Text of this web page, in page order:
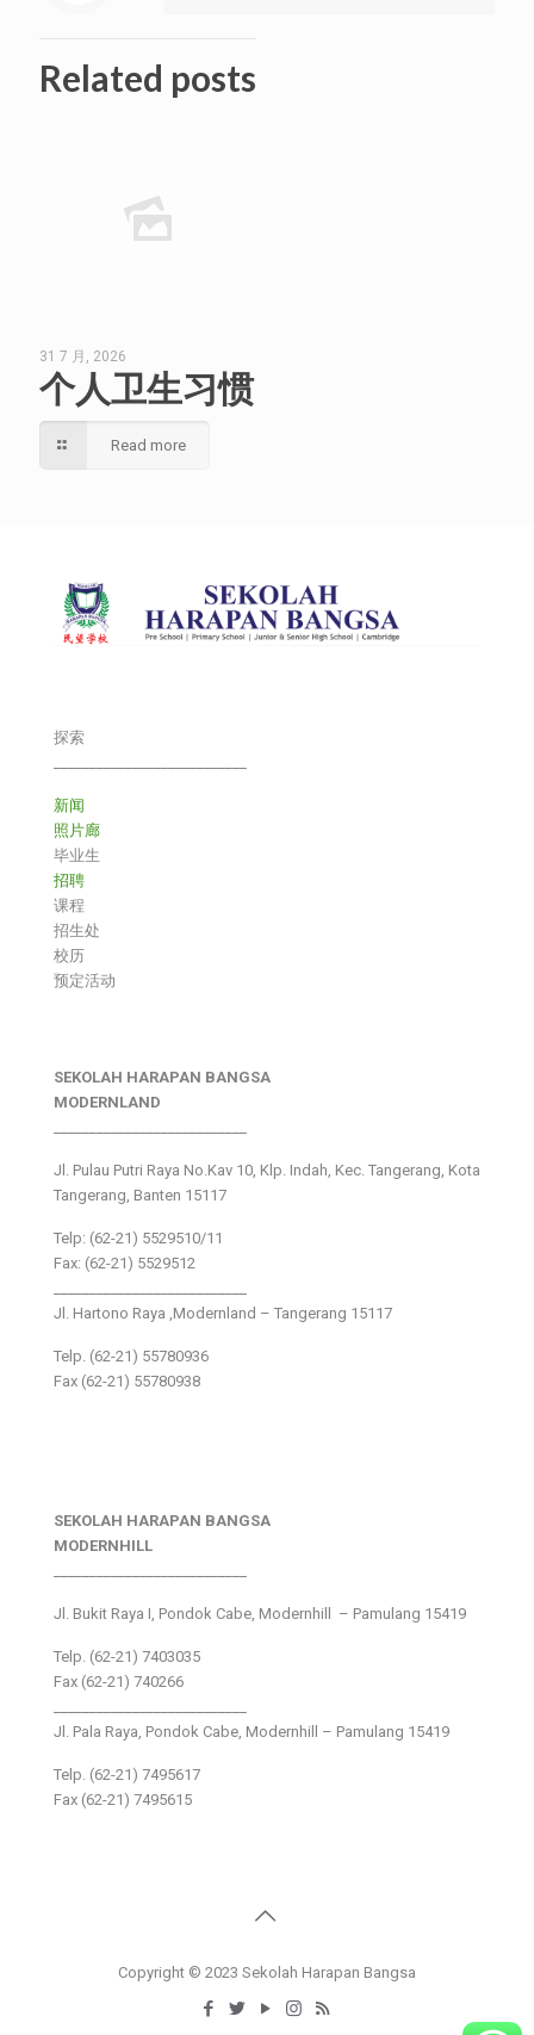
Related posts
31 7 月, 2026
个人卫生习惯
Read more
探索
新闻
照片廊
毕业生
招聘
课程
招生处
校历
预定活动
SEKOLAH HARAPAN BANGSA
MODERNLAND
Jl. Pulau Putri Raya No.Kav 10, Klp. Indah, Kec. Tangerang, Kota
Tangerang, Banten 15117
Telp: (62-21) 5529510/11
Fax: (62-21) 5529512
Jl. Hartono Raya ,Modernland – Tangerang 15117
Telp. (62-21) 55780936
Fax (62-21) 55780938
SEKOLAH HARAPAN BANGSA
MODERNHILL
Jl. Bukit Raya I, Pondok Cabe, Modernhill – Pamulang 15419
Telp. (62-21) 7403035
Fax (62-21) 740266
Jl. Pala Raya, Pondok Cabe, Modernhill – Pamulang 15419
Telp. (62-21) 7495617
Fax (62-21) 7495615
Copyright © 2023 Sekolah Harapan Bangsa